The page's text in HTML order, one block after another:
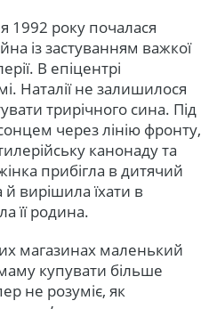
1992 року почалася
із застуванням важкої
В епіцентрі
Наталії не залишилося
трирічного сина. Під
через лінію фронту,
канонаду та
прибігла в дитячий
й вирішила їхати в
її родина.
магазинах маленький
купувати більше
не розуміє, як